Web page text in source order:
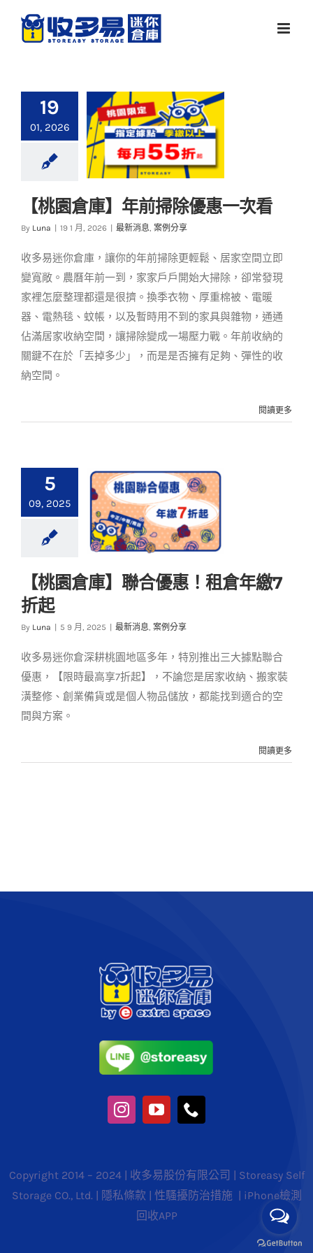
19
01, 2026
最新消息 案例分享
【桃園倉庫】年前掃除優惠一次看
By Luna 19 1 月, 2026 最新消息, 案例分享
收多易迷你倉庫，讓你的年前掃除更輕鬆、居家空間立即
變寬敞。農曆年前一到，家家戶戶開始大掃除，卻常發現
家裡怎麼整理都還是很擠。換季衣物、厚重棉被、電暖
器、電熱毯、蚊帳，以及暫時用不到的家具與雜物，通通
佔滿居家收納空間，讓掃除變成一場壓力戰。年前收納的
關鍵不在於「丟掉多少」，而是是否擁有足夠、彈性的收
納空間。
閱讀更多
5
09, 2025
最新消息 案例分享
【桃園倉庫】聯合優惠！租倉年繳7
折起
By Luna 5 9 月, 2025 最新消息, 案例分享
收多易迷你倉深耕桃園地區多年，特別推出三大據點聯合
優惠，【限時最高享7折起】，不論您是居家收納、搬家裝
潢整修、創業備貨或是個人物品儲放，都能找到適合的空
間與方案。
閱讀更多
Copyright 2014 – 2024 | 收多易股份有限公司 | Storeasy Self
Storage CO., Ltd. | 隱私條款 | 性騷擾防治措施 | iPhone檢測
回收APP